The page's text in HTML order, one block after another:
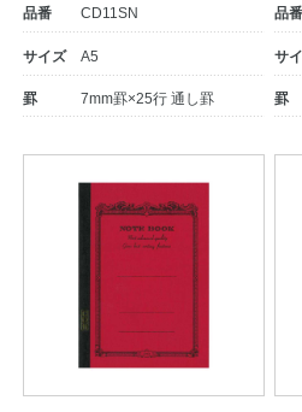
品番 CD11SN
サイズ A5
罫 7mm罫×25行 通し罫
品番
サ
罫